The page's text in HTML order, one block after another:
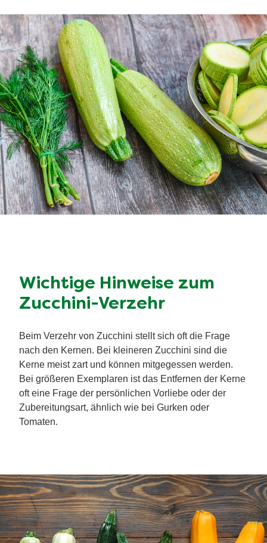
Wichtige Hinweise zum
Zucchini-Verzehr
Beim Verzehr von Zucchini stellt sich oft die Frage
nach den Kernen. Bei kleineren Zucchini sind die
Kerne meist zart und können mitgegessen werden.
Bei größeren Exemplaren ist das Entfernen der Kerne
oft eine Frage der persönlichen Vorliebe oder der
Zubereitungsart, ähnlich wie bei Gurken oder
Tomaten.